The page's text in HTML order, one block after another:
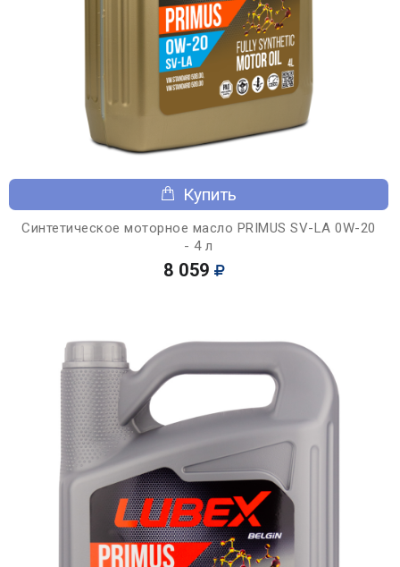
Купить
Синтетическое моторное масло PRIMUS SV-LA 0W-20
- 4 л
8 059